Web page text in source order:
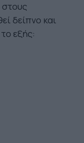
στους
δείπνο και
εξής: